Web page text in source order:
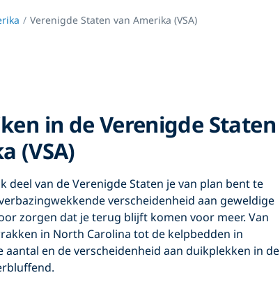
Verenigde Staten van Amerika (VSA)
in de Verenigde Staten
(VSA)
deel van de Verenigde Staten je van plan bent te
verscheidenheid aan geweldige
zorgen dat je terug blijft komen voor meer. Van
in North Carolina tot de kelpbedden in
aantal en de verscheidenheid aan duikplekken in de